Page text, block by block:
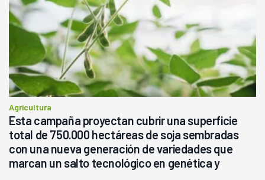
Agricultura
Esta campaña proyectan cubrir una superficie
total de 750.000 hectáreas de soja sembradas
con una nueva generación de variedades que
marcan un salto tecnológico en genética y